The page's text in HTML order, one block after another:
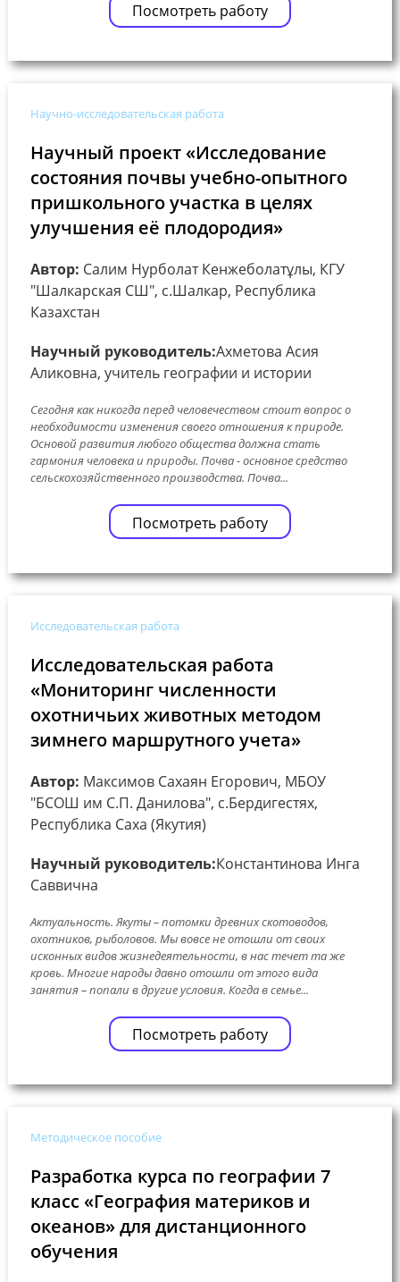
Посмотреть работу
Научно-исследовательская работа
Научный проект «Исследование
состояния почвы учебно-опытного
пришкольного участка в целях
улучшения её плодородия»
Автор: Салим Нурболат Кенжеболатұлы, КГУ
"Шалкарская СШ", с.Шалкар, Республика
Казахстан
Научный руководитель:Ахметова Асия
Аликовна, учитель географии и истории
Сегодня как никогда перед человечеством стоит вопрос о
необходимости изменения своего отношения к природе.
Основой развития любого общества должна стать
гармония человека и природы. Почва - основное средство
сельскохозяйственного производства. Почва...
Посмотреть работу
Исследовательская работа
Исследовательская работа
«Мониторинг численности
охотничьих животных методом
зимнего маршрутного учета»
Автор: Максимов Сахаян Егорович, МБОУ
"БСОШ им С.П. Данилова", с.Бердигестях,
Республика Саха (Якутия)
Научный руководитель:Константинова Инга
Саввична
Актуальность. Якуты – потомки древних скотоводов,
охотников, рыболовов. Мы вовсе не отошли от своих
исконных видов жизнедеятельности, в нас течет та же
кровь. Многие народы давно отошли от этого вида
занятия – попали в другие условия. Когда в семье...
Посмотреть работу
Методическое пособие
Разработка курса по географии 7
класс «География материков и
океанов» для дистанционного
обучения